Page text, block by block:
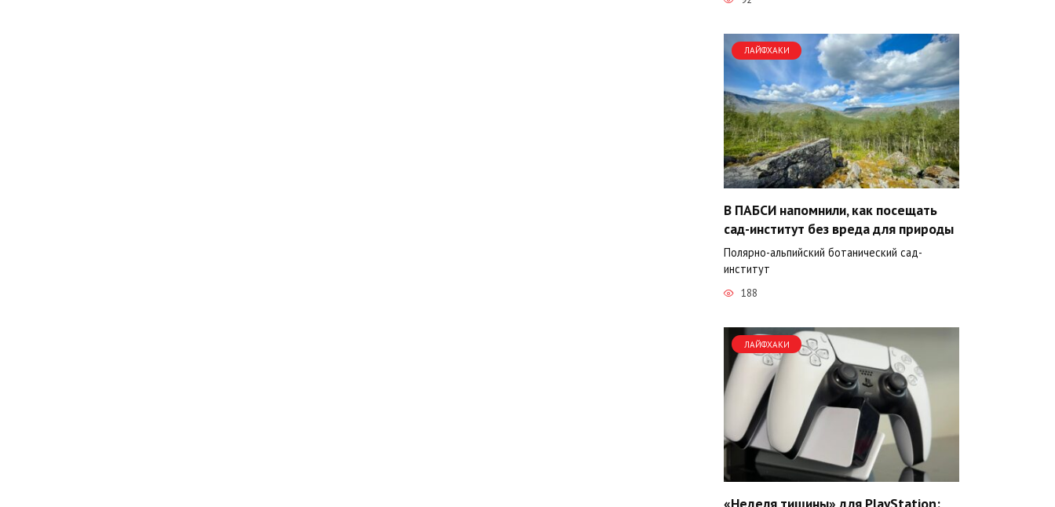
ЛАЙФХАКИ
В ПАБСИ напомнили, как посещать
сад-институт без вреда для природы
Полярно-альпийский ботанический сад-
институт
188
ЛАЙФХАКИ